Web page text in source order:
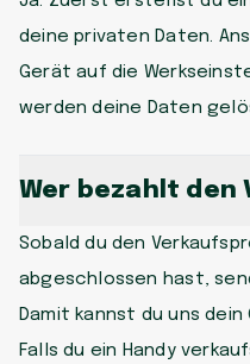
Preise, einen
eine prompte
dein Konto ein. Hast du
zu Hause, welches
Galaxy Note 10 oder
deine privaten Daten.
Gerät auf die
werden deine Daten
führen wir zur Sicherheit
Wer bezahlt den
Sobald du den
abgeschlossen hast,
Damit kannst du uns
Falls du ein Handy